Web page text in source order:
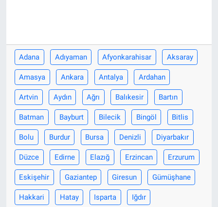
Adana Adıyaman Afyonkarahisar Aksaray
Amasya Ankara Antalya Ardahan
Artvin Aydın Ağrı Balıkesir Bartın
Batman Bayburt Bilecik Bingöl Bitlis
Bolu Burdur Bursa Denizli Diyarbakır
Düzce Edirne Elazığ Erzincan Erzurum
Eskişehir Gaziantep Giresun Gümüşhane
Hakkari Hatay Isparta Iğdır